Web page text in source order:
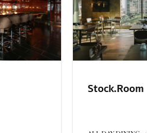
Stock.Room